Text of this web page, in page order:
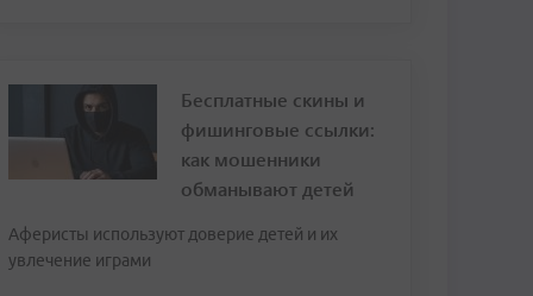
Бесплатные скины и
фишинговые ссылки:
как мошенники
обманывают детей
Аферисты используют доверие детей и их
увлечение играми